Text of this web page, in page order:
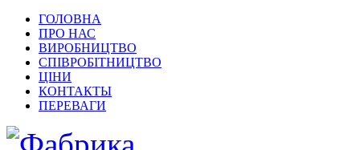
ГОЛОВНА
ПРО НАС
ВИРОБНИЦТВО
СПІВРОБІТНИЦТВО
ЦІНИ
КОНТАКТЫ
ПЕРЕВАГИ